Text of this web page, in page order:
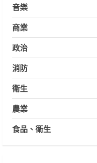
音樂
商業
政治
消防
衛生
農業
食品、衛生